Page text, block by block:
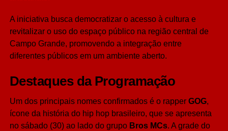
A iniciativa busca democratizar o acesso à cultura e
revitalizar o uso do espaço público na região central de
Campo Grande, promovendo a integração entre
diferentes públicos em um ambiente aberto.
Destaques da Programação
Um dos principais nomes confirmados é o rapper GOG,
ícone da história do hip hop brasileiro, que se apresenta
no sábado (30) ao lado do grupo Bros MCs. A grade do